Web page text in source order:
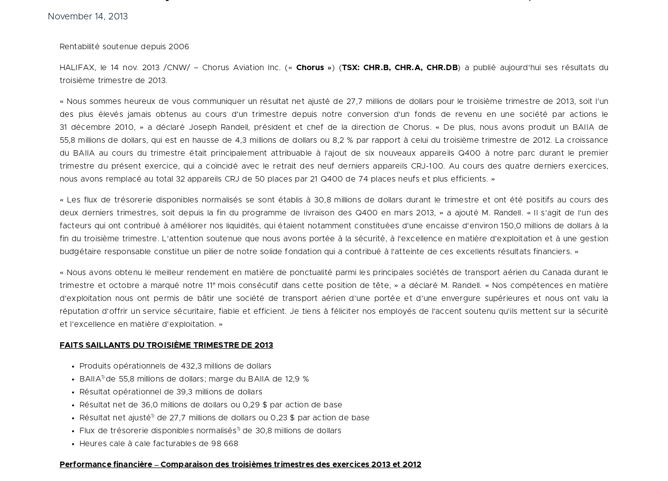
November 14, 2013
Rentabilité soutenue depuis 2006
HALIFAX, le14 nov. 2013 /CNW/ – Chorus Aviation Inc. (« Chorus ») (TSX: CHR.B, CHR.A, CHR.DB) a publié aujourd'hui ses résultats du
troisième trimestre de 2013.
« Nous sommes heureux de vous communiquer un résultat net ajusté de 27,7 millions de dollars pour le troisième trimestre de 2013, soit l'un
des plus élevés jamais obtenus au cours d'un trimestre depuis notre conversion d'un fonds de revenu en une société par actions le
31 décembre 2010, » a déclaré Joseph Randell, président et chef de la direction de Chorus. « De plus, nous avons produit un BAIIA de
55,8 millions de dollars, qui est en hausse de 4,3 millions de dollars ou 8,2 % par rapport à celui du troisième trimestre de 2012. La croissance
du BAIIA au cours du trimestre était principalement attribuable à l'ajout de six nouveaux appareils Q400 à notre parc durant le premier
trimestre du présent exercice, qui a coïncidé avec le retrait des neuf derniers appareils CRJ-100. Au cours des quatre derniers exercices,
nous avons remplacé au total 32 appareils CRJ de 50 places par 21 Q400 de 74 places neufs et plus efficients. »
« Les flux de trésorerie disponibles normalisés se sont établis à 30,8 millions de dollars durant le trimestre et ont été positifs au cours des
deux derniers trimestres, soit depuis la fin du programme de livraison des Q400 en mars 2013, » a ajouté M. Randell. « Il s'agit de l'un des
facteurs qui ont contribué à améliorer nos liquidités, qui étaient notamment constituées d'une encaisse d'environ 150,0 millions de dollars à la
fin du troisième trimestre. L'attention soutenue que nous avons portée à la sécurité, à l'excellence en matière d'exploitation et à une gestion
budgétaire responsable constitue un pilier de notre solide fondation qui a contribué à l'atteinte de ces excellents résultats financiers. »
« Nous avons obtenu le meilleur rendement en matière de ponctualité parmi les principales sociétés de transport aérien duCanada durant le
trimestre et octobre a marqué notre 11 e mois consécutif dans cette position de tête, » a déclaré M. Randell. « Nos compétences en matière
d'exploitation nous ont permis de bâtir une société de transport aérien d'une portée et d'une envergure supérieures et nous ont valu la
réputation d'offrir un service sécuritaire, fiable et efficient. Je tiens à féliciter nos employés de l'accent soutenu qu'ils mettent sur la sécurité
et l'excellence en matière d'exploitation. »
FAITS SAILLANTS DU TROISIÈME TRIMESTRE DE 2013
Produits opérationnels de 432,3 millions de dollars
BAIIA1) de 55,8 millions de dollars; marge du BAIIA de 12,9 %
Résultat opérationnel de 39,3 millions de dollars
Résultat net de 36,0 millions de dollars ou 0,29 $ par action de base
Résultat net ajusté1) de 27,7 millions de dollars ou 0,23 $ par action de base
Flux de trésorerie disponibles normalisés 1)de 30,8 millions de dollars
Heures cale à cale facturables de 98 668
Performance financière ‒ Comparaison des troisièmes trimestres des exercices2013 et 2012